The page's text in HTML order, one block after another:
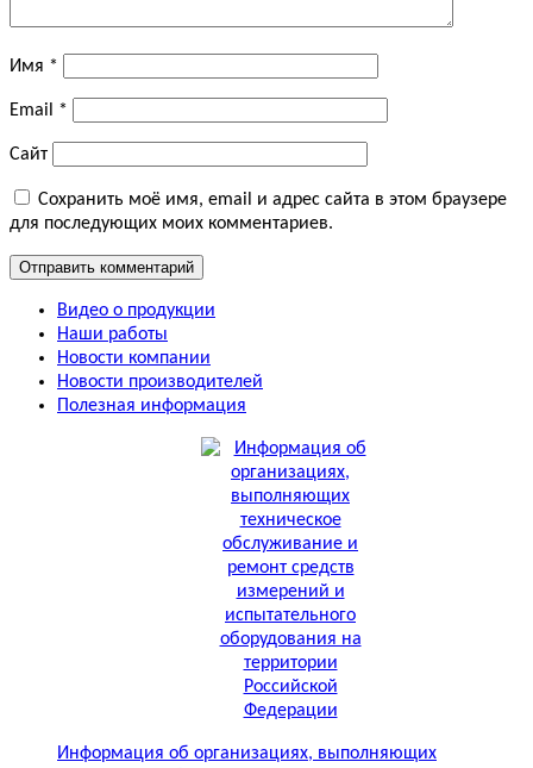
Имя *
Email *
Сайт
Сохранить моё имя, email и адрес сайта в этом браузере
для последующих моих комментариев.
Видео о продукции
Наши работы
Новости компании
Новости производителей
Полезная информация
Информация об организациях, выполняющих